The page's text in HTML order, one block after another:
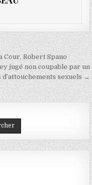
Robert Spano
jugé non coupable par un
sexuels →